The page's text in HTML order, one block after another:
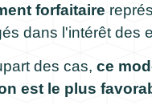
forfaitaire
dans l'intérêt des
des cas, ce
est le plus